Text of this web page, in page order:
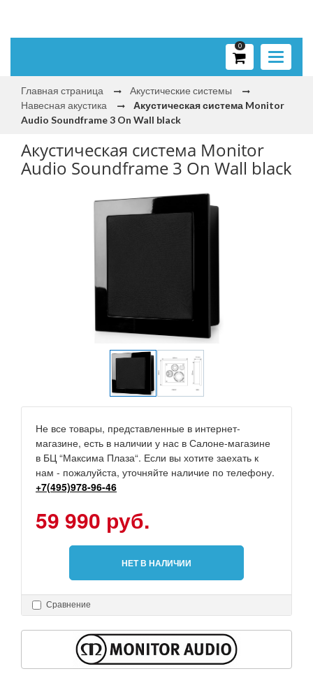
Toggle
0
Главная страница
Акустические системы
Навесная акустика
Акустическая система Monitor
Audio Soundframe 3 On Wall black
Акустическая система Monitor
Audio Soundframe 3 On Wall black
Не все товары, представленные в интернет-
магазине, есть в наличии у нас в Салоне-магазине
в БЦ “Максима Плаза“. Если вы хотите заехать к
нам - пожалуйста, уточняйте наличие по телефону.
+7(495)978-96-46
59 990 руб.
НЕТ В НАЛИЧИИ
Сравнение